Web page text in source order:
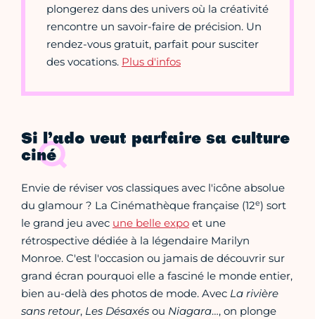
plongerez dans des univers où la créativité
rencontre un savoir-faire de précision. Un
rendez-vous gratuit, parfait pour susciter
des vocations. Plus d'infos
Si l’ado veut parfaire sa culture
ciné
Envie de réviser vos classiques avec l'icône absolue
du glamour ? La Cinémathèque française (12e) sort
le grand jeu avec une belle expo et une
rétrospective dédiée à la légendaire Marilyn
Monroe. C'est l'occasion ou jamais de découvrir sur
grand écran pourquoi elle a fasciné le monde entier,
bien au-delà des photos de mode. Avec La rivière
sans retour, Les Désaxés ou Niagara…, on plonge